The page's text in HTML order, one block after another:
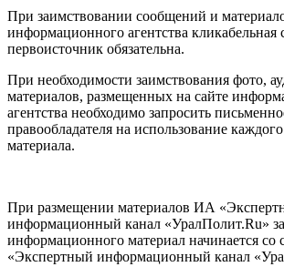
При заимствовании сообщений и
информационного агентства кликабельная
первоисточник обязательна.
При необходимости заимствования фото,
материалов, размещенных на сайте
агентства необходимо запросить
правообладателя на использование
материала.
При размещении материалов ИА
информационный канал «УралПолит.Ru»
информационного материал начинается со
«Экспертный информационный канал